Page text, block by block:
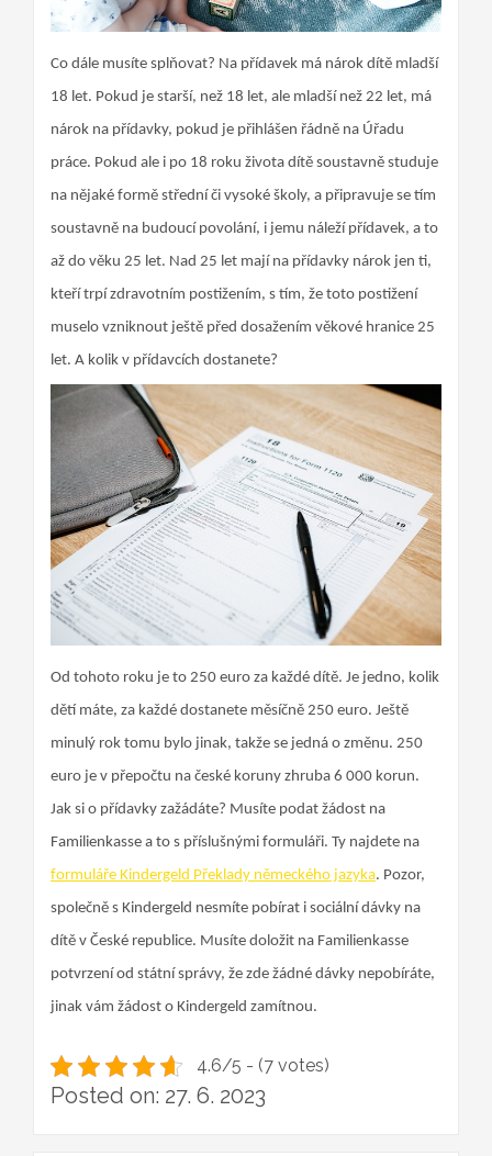
Co dále musíte splňovat? Na přídavek má nárok dítě mladší
18 let. Pokud je starší, než 18 let, ale mladší než 22 let, má
nárok na přídavky, pokud je přihlášen řádně na Úřadu
práce. Pokud ale i po 18 roku života dítě soustavně studuje
na nějaké formě střední či vysoké školy, a připravuje se tím
soustavně na budoucí povolání, i jemu náleží přídavek, a to
až do věku 25 let. Nad 25 let mají na přídavky nárok jen ti,
kteří trpí zdravotním postižením, s tím, že toto postižení
muselo vzniknout ještě před dosažením věkové hranice 25
let. A kolik v přídavcích dostanete?
Od tohoto roku je to 250 euro za každé dítě. Je jedno, kolik
dětí máte, za každé dostanete měsíčně 250 euro. Ještě
minulý rok tomu bylo jinak, takže se jedná o změnu. 250
euro je v přepočtu na české koruny zhruba 6 000 korun.
Jak si o přídavky zažádáte? Musíte podat žádost na
Familienkasse a to s příslušnými formuláři. Ty najdete na
formuláře Kindergeld Překlady německého jazyka. Pozor,
společně s Kindergeld nesmíte pobírat i sociální dávky na
dítě v České republice. Musíte doložit na Familienkasse
potvrzení od státní správy, že zde žádné dávky nepobíráte,
jinak vám žádost o Kindergeld zamítnou.
4.6/5 - (7 votes)
Posted on: 27. 6. 2023